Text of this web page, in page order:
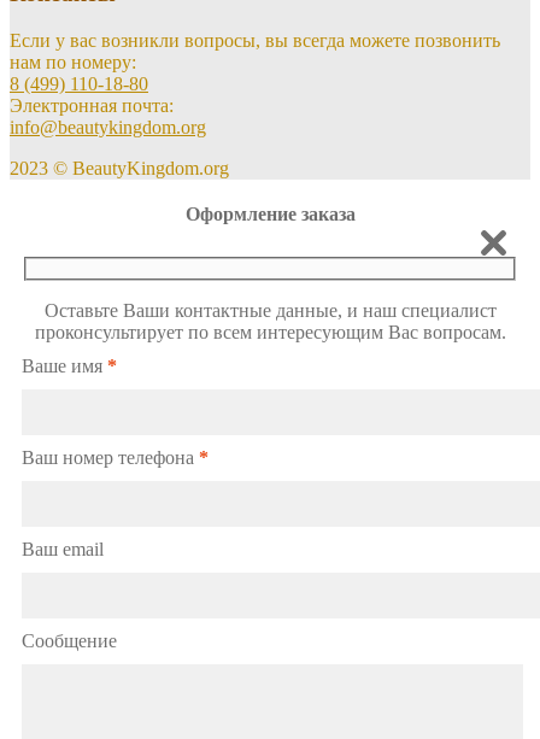
Если у вас возникли вопросы, вы всегда можете позвонить
нам по номеру:
8 (499) 110-18-80
Электронная почта:
info@beautykingdom.org
2023 © BeautyKingdom.org
Оформление заказа
Оставьте Ваши контактные данные, и наш специалист
проконсультирует по всем интересующим Вас вопросам.
Ваше имя *
Ваш номер телефона *
Ваш email
Сообщение